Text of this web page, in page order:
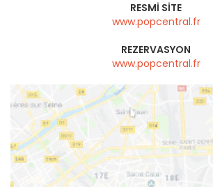
RESMI SITE
www.popcentral.fr
REZERVASYON
www.popcentral.fr